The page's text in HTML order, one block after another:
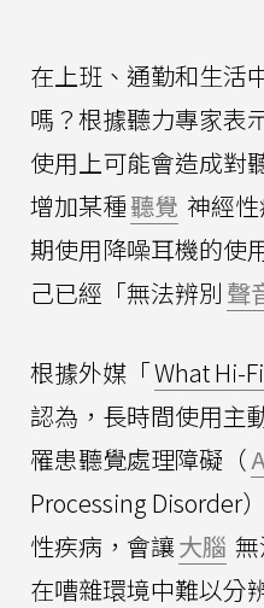
在上班、通勤和生活
嗎？根據聽力專家表
使用上可能會造成對
增加某種聽覺 神經
期使用降噪耳機的使
己已經「無法辨別 聲
根據外媒「What Hi-Fi
認為，長時間使用主
罹患聽覺處理障礙（
Processing Disorder
性疾病，會讓大腦
在嘈雜環境中難以分